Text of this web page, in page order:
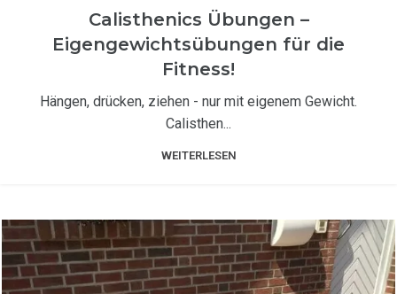
Calisthenics Übungen –
Eigengewichtsübungen für die
Fitness!
Hängen, drücken, ziehen - nur mit eigenem Gewicht.
Calisthen...
WEITERLESEN